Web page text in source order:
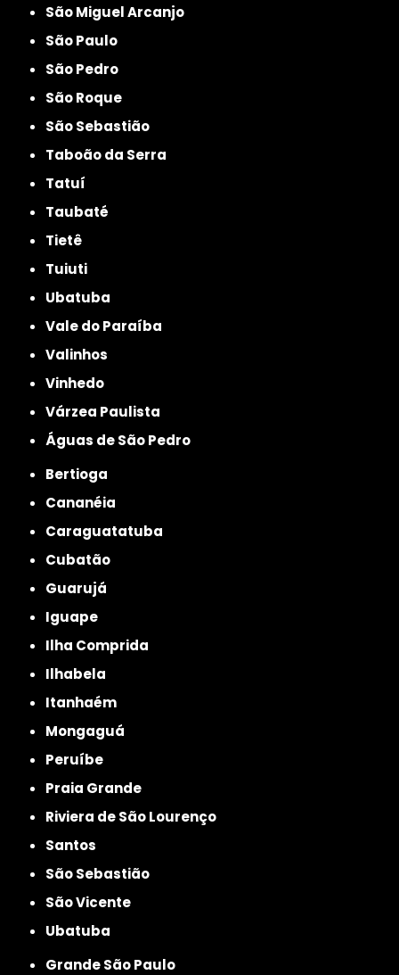
São Miguel Arcanjo
São Paulo
São Pedro
São Roque
São Sebastião
Taboão da Serra
Tatuí
Taubaté
Tietê
Tuiuti
Ubatuba
Vale do Paraíba
Valinhos
Vinhedo
Várzea Paulista
Águas de São Pedro
Bertioga
Cananéia
Caraguatatuba
Cubatão
Guarujá
Iguape
Ilha Comprida
Ilhabela
Itanhaém
Mongaguá
Peruíbe
Praia Grande
Riviera de São Lourenço
Santos
São Sebastião
São Vicente
Ubatuba
Grande São Paulo